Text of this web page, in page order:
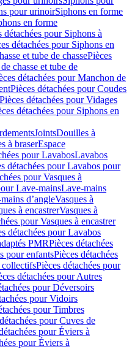
pour urinoirSiphons en forme
en forme
détachées pour Siphons à
détachées pour Siphons en
et tube de chassePièces
chasse et tube de
détachées pour Manchon de
Pièces détachées pour Coudes
Pièces détachées pour Vidages
détachées pour Siphons en
JointsDouilles à
à braserEspace
pour LavabosLavabos
détachées pour Lavabos pour
pour Vasques à
Lave-mainsLave-mains
d’angleVasques à
à encastrerVasques à
pour Vasques à encastrer
détachées pour Lavabos
PMRPièces détachées
pour enfantsPièces détachées
Pièces détachées pour
détachées pour Autres
pour Déversoirs
pour Vidoirs
pour Timbres
pour Cuves de
pour Éviers à
pour Éviers à